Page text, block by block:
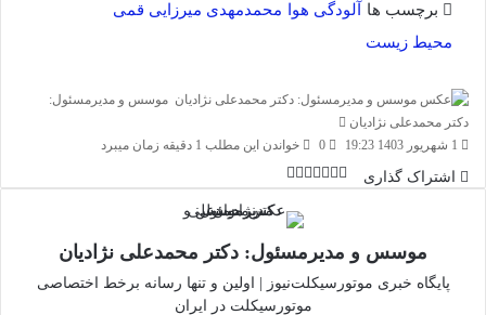
برچسب ها آلودگی هوا
محمدمهدی میرزایی قمی
محیط زیست
موسس و مدیرمسئول:
دکتر محمدعلی نژادیان
ایمیل
1 شهریور 1403 19:23 0 خواندن این مطلب 1 دقیقه زمان میبرد
اشتراک گذاری
از
طریق
ایمیل
موسس و مدیرمسئول: دکتر محمدعلی نژادیان
پایگاه خبری موتورسیکلت‌نیوز | اولین و تنها رسانه برخط اختصاصی
موتورسیکلت در ایران